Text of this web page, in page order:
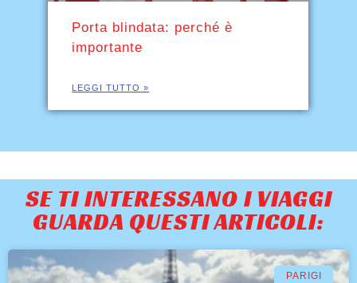
Porta blindata: perché è
importante
LEGGI TUTTO »
SE TI INTERESSANO I VIAGGI
GUARDA QUESTI ARTICOLI:
PARIGI